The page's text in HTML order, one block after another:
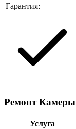
Гарантия:
Ремонт Камеры
Услуга